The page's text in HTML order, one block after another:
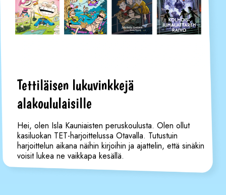
Tettiläisen lukuvinkkejä
alakoululaisille
Hei, olen Isla Kauniaisten peruskoulusta. Olen ollut
kasiluokan TET-harjoittelussa Otavalla. Tutustuin
harjoittelun aikana näihin kirjoihin ja ajattelin, että sinäkin
voisit lukea ne vaikkapa kesällä.